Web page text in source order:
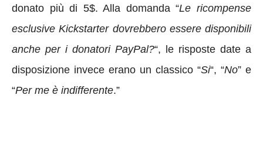
donato più di 5$. Alla domanda “Le ricompense
esclusive Kickstarter dovrebbero essere disponibili
anche per i donatori PayPal?“, le risposte date a
disposizione invece erano un classico “Si“, “No” e
“Per me è indifferente.”